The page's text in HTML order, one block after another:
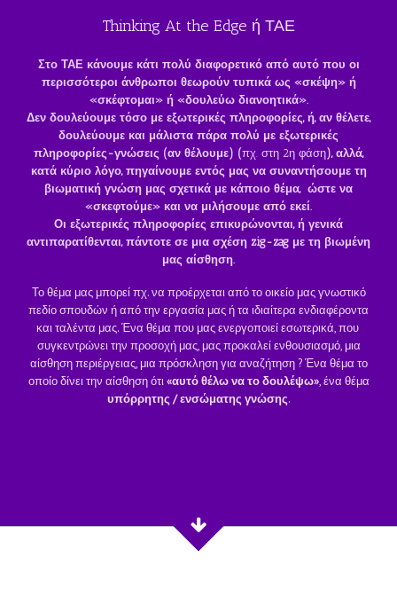
Thinking At the Edge ή ΤΑΕ
Στο ΤΑΕ κάνουμε κάτι πολύ διαφορετικό από αυτό που οι
περισσότεροι άνθρωποι θεωρούν τυπικά ως «σκέψη» ή
«σκέφτομαι» ή «δουλεύω διανοητικά».
Δεν δουλεύουμε τόσο με εξωτερικές πληροφορίες, ή, αν θέλετε,
δουλεύουμε και μάλιστα πάρα πολύ με εξωτερικές
πληροφορίες-γνώσεις (αν θέλουμε) (πχ. στη 2η φάση), αλλά,
κατά κύριο λόγο, πηγαίνουμε εντός μας να συναντήσουμε τη
βιωματική γνώση μας σχετικά με κάποιο θέμα, ώστε να
«σκεφτούμε» και να μιλήσουμε από εκεί.
Οι εξωτερικές πληροφορίες επικυρώνονται, ή γενικά
αντιπαρατίθενται, πάντοτε σε μια σχέση zig-zag με τη βιωμένη
μας αίσθηση.
Το θέμα μας μπορεί πχ. να προέρχεται από το οικείο μας γνωστικό
πεδίο σπουδών ή από την εργασία μας ή τα ιδιαίτερα ενδιαφέροντα
και ταλέντα μας. Ένα θέμα που μας ενεργοποιεί εσωτερικά, που
συγκεντρώνει την προσοχή μας, μας προκαλεί ενθουσιασμό, μια
αίσθηση περιέργειας, μια πρόσκληση για αναζήτηση ? Ένα θέμα το
οποίο δίνει την αίσθηση ότι«αυτό θέλω να το δουλέψω», ένα θέμα
υπόρρητης / ενσώματης γνώσης.